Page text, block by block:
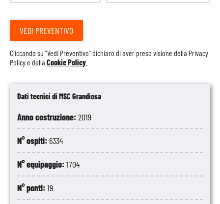
Dati tecnici di MSC Grandiosa
Anno costruzione:2019
N° ospiti: 6334
N° equipaggio:1704
N° ponti:19
VEDI PREVENTIVO
Cliccando su "Vedi Preventivo" dichiaro di aver preso visione della Privacy
Policye della Cookie Policy